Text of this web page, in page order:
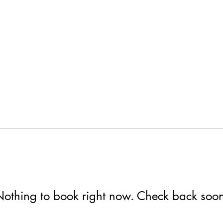
to book right now. Check back